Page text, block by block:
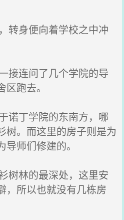
转身便向着学校之中冲
接连问了几个学院的导
跑去。
诺丁学院的东南方，哪
树。而这里的房子则是为
师们修建的。
树林的最深处，这里安
，所以也就没有几栋房